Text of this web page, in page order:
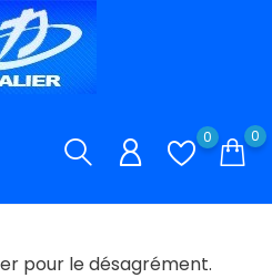
0 0
pour le désagrément.